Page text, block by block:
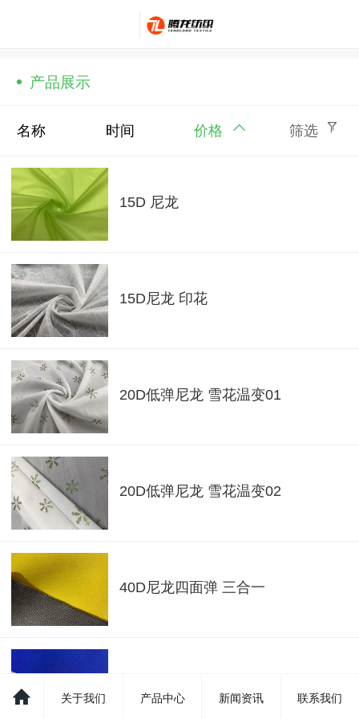
产品展示
名称 时间 价格 筛选
15D 尼龙
15D尼龙 印花
20D低弹尼龙 雪花温变01
20D低弹尼龙 雪花温变02
40D尼龙四面弹 三合一
关于我们 产品中心 新闻资讯 联系我们